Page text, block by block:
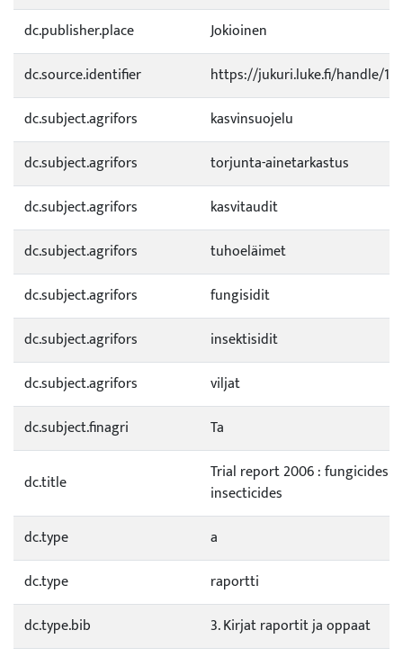
dc.publisher.place
Jokioinen
dc.source.identifier
https://jukuri.luke.fi/handle/
dc.subject.agrifors
kasvinsuojelu
dc.subject.agrifors
torjunta-ainetarkastus
dc.subject.agrifors
kasvitaudit
dc.subject.agrifors
tuhoeläimet
dc.subject.agrifors
fungisidit
dc.subject.agrifors
insektisidit
dc.subject.agrifors
viljat
dc.subject.finagri
Ta
dc.title
Trial report 2006 : fungicides
insecticides
dc.type
a
dc.type
raportti
dc.type.bib
3. Kirjat raportit ja oppaat